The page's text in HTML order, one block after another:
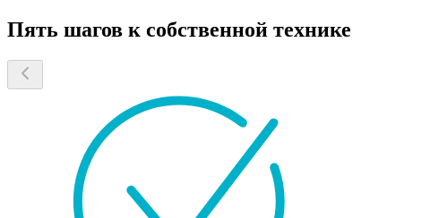
Пять шагов к собственной технике